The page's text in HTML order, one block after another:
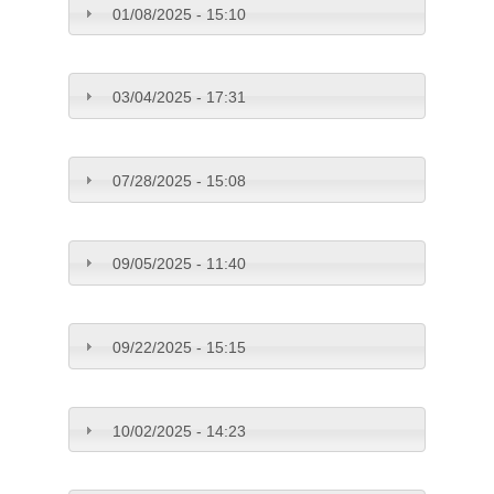
01/08/2025 - 15:10
03/04/2025 - 17:31
07/28/2025 - 15:08
09/05/2025 - 11:40
09/22/2025 - 15:15
10/02/2025 - 14:23